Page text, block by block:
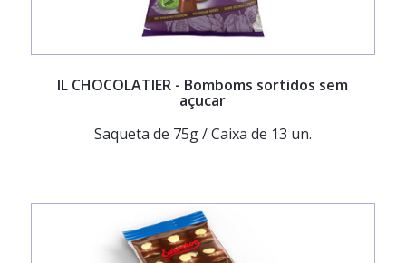
IL CHOCOLATIER - Bomboms sortidos sem
açucar
Saqueta de 75g / Caixa de 13 un.